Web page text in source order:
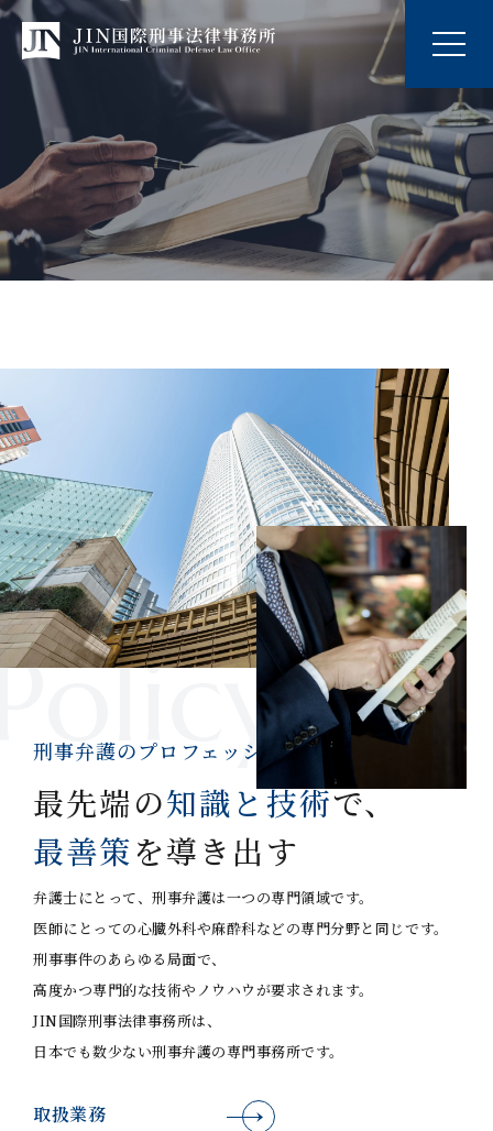
刑事弁護のプロフェッショナル
最先端の知識と技術で、
最善策を導き出す
弁護士にとって、刑事弁護は一つの専門領域です。
医師にとっての心臓外科や麻酔科などの専門分野と同じです。
刑事事件のあらゆる局面で、
高度かつ専門的な技術やノウハウが要求されます。
JIN国際刑事法律事務所は、
日本でも数少ない刑事弁護の専門事務所です。
取扱業務